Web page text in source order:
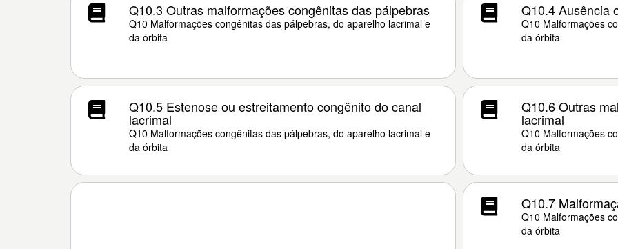
Q10.3 Outras malformações congênitas das pálpebras
Q10 Malformações congênitas das pálpebras, do aparelho lacrimal e
da órbita
Q10.4 Ausência
Q10 Malformações
da órbita
Q10.5 Estenose ou estreitamento congênito do canal
lacrimal
Q10 Malformações congênitas das pálpebras, do aparelho lacrimal e
da órbita
Q10.6 Outras
lacrimal
Q10 Malformações
da órbita
Q10.7
Q10 Malformações
da órbita